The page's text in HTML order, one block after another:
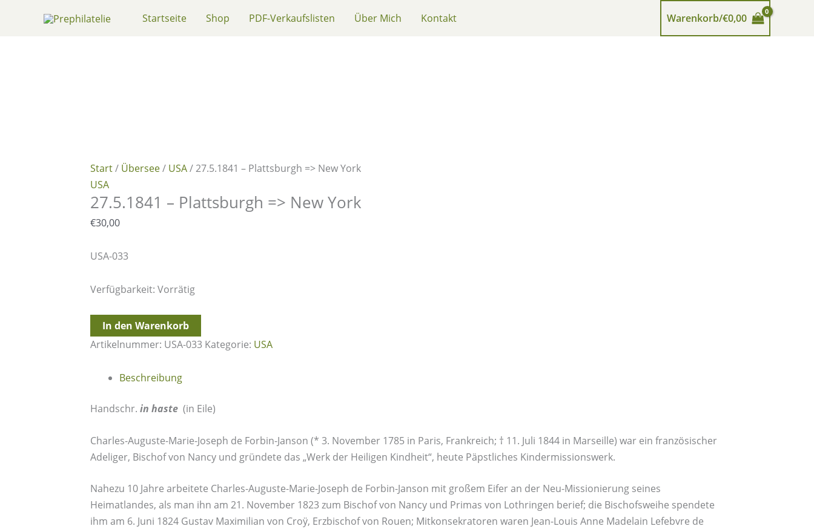
Startseite Shop PDF-Verkaufslisten Über Mich Kontakt Warenkorb/€0,00
Start/ Übersee/ USA/ 27.5.1841 – Plattsburgh => New York
USA
27.5.1841 – Plattsburgh => New York
€30,00
USA-033
Verfügbarkeit: Vorrätig
27.5.1841
-
York
In den Warenkorb
Artikelnummer: USA-033 Kategorie: USA
Beschreibung
Handschr. in haste(in Eile)
Charles-Auguste-Marie-Joseph de Forbin-Janson (* 3. November 1785 in Paris, Frankreich; † 11. Juli 1844 in Marseille) war ein französischer
Adeliger, Bischof von Nancy und gründete das „Werk der Heiligen Kindheit“, heute Päpstliches Kindermissionswerk.
Nahezu 10 Jahre arbeitete Charles-Auguste-Marie-Joseph de Forbin-Janson mit großem Eifer an der Neu-Missionierung seines
Heimatlandes, als man ihn am 21. November 1823 zum Bischof von Nancy und Primas von Lothringen berief; die Bischofsweihe spendete
ihm am 6. Juni 1824 Gustav Maximilian von Croÿ, Erzbischof von Rouen; Mitkonsekratoren waren Jean-Louis Anne Madelain Lefebvre de